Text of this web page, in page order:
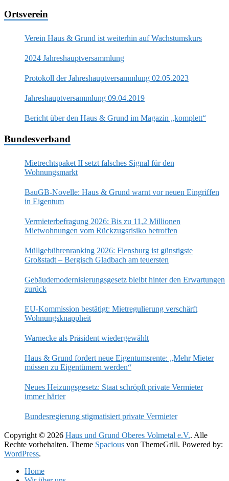
Ortsverein
Verein Haus & Grund ist weiterhin auf Wachstumskurs
2024 Jahreshauptversammlung
Protokoll der Jahreshauptversammlung 02.05.2023
Jahreshauptversammlung 09.04.2019
Bericht über den Haus & Grund im Magazin „komplett“
Bundesverband
Mietrechtspaket II setzt falsches Signal für den
Wohnungsmarkt
BauGB-Novelle: Haus & Grund warnt vor neuen Eingriffen
in Eigentum
Vermieterbefragung 2026: Bis zu 11,2 Millionen
Mietwohnungen vom Rückzugsrisiko betroffen
Müllgebührenranking 2026: Flensburg ist günstigste
Großstadt – Bergisch Gladbach am teuersten
Gebäudemodernisierungsgesetz bleibt hinter den Erwartungen
zurück
EU-Kommission bestätigt: Mietregulierung verschärft
Wohnungsknappheit
Warnecke als Präsident wiedergewählt
Haus & Grund fordert neue Eigentumsrente: „Mehr Mieter
müssen zu Eigentümern werden“
Neues Heizungsgesetz: Staat schröpft private Vermieter
immer härter
Bundesregierung stigmatisiert private Vermieter
Copyright © 2026 Haus und Grund Oberes Volmetal e.V.. Alle
Rechte vorbehalten. Theme Spacious von ThemeGrill. Powered by:
WordPress.
Home